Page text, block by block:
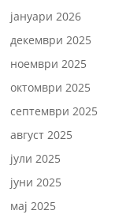
јануари 2026
декември 2025
ноември 2025
октомври 2025
септември 2025
август 2025
јули 2025
јуни 2025
мај 2025